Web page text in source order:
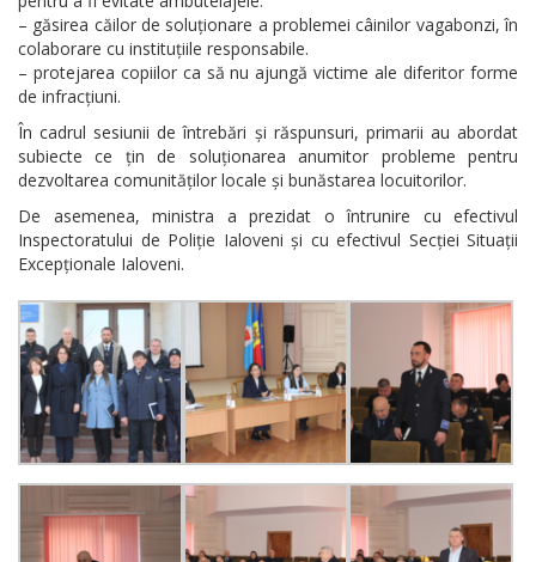
– găsirea căilor de soluționare a problemei câinilor vagabonzi, în
colaborare cu instituțiile responsabile.
– protejarea copiilor ca să nu ajungă victime ale diferitor forme
de infracțiuni.
În cadrul sesiunii de întrebări și răspunsuri, primarii au abordat
subiecte ce țin de soluționarea anumitor probleme pentru
dezvoltarea comunităților locale și bunăstarea locuitorilor.
De asemenea, ministra a prezidat o întrunire cu efectivul
Inspectoratului de Poliție Ialoveni și cu efectivul Secției Situații
Excepționale Ialoveni.